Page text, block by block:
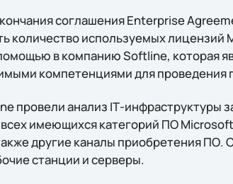
соглашения Enterprise
количество используемых
в компанию Softline, которая
компетенциями для проведения
провели анализ IТ-инфраструктуры
имеющихся категорий ПО
другие каналы приобретения ПО.
станции и серверы.